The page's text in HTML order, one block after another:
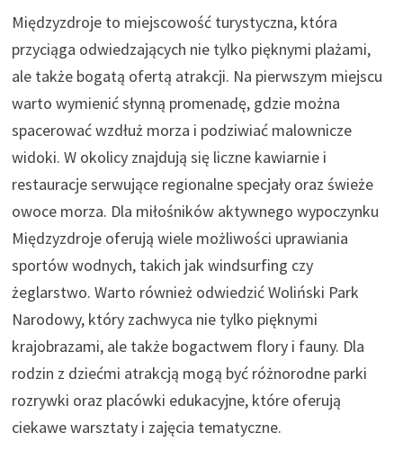
Międzyzdroje to miejscowość turystyczna, która
przyciąga odwiedzających nie tylko pięknymi plażami,
ale także bogatą ofertą atrakcji. Na pierwszym miejscu
warto wymienić słynną promenadę, gdzie można
spacerować wzdłuż morza i podziwiać malownicze
widoki. W okolicy znajdują się liczne kawiarnie i
restauracje serwujące regionalne specjały oraz świeże
owoce morza. Dla miłośników aktywnego wypoczynku
Międzyzdroje oferują wiele możliwości uprawiania
sportów wodnych, takich jak windsurfing czy
żeglarstwo. Warto również odwiedzić Woliński Park
Narodowy, który zachwyca nie tylko pięknymi
krajobrazami, ale także bogactwem flory i fauny. Dla
rodzin z dziećmi atrakcją mogą być różnorodne parki
rozrywki oraz placówki edukacyjne, które oferują
ciekawe warsztaty i zajęcia tematyczne.